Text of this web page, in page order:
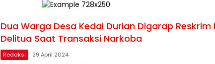
Dua Warga Desa Kedai Durian Digarap Reskrim
Delitua Saat Transaksi Narkoba
Redaksi 29 April 2024